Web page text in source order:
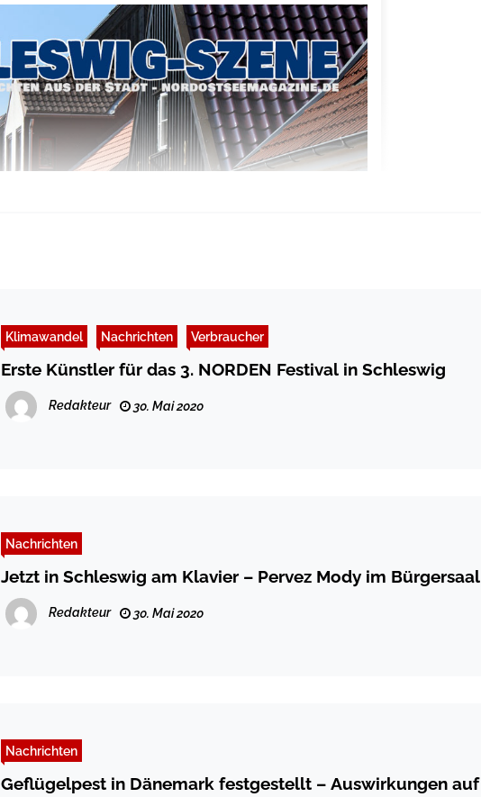
Klimawandel Nachrichten Verbraucher
Erste Künstler für das 3. NORDEN Festival in Schleswig
Redakteur 30. Mai 2020
Nachrichten
Jetzt in Schleswig am Klavier – Pervez Mody im Bürgersaal
Redakteur 30. Mai 2020
Nachrichten
Geflügelpest in Dänemark festgestellt – Auswirkungen auf